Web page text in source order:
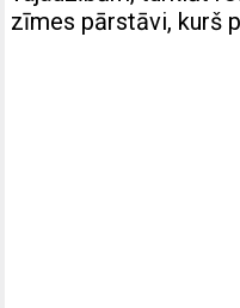
zīmes pārstāvi, kurš